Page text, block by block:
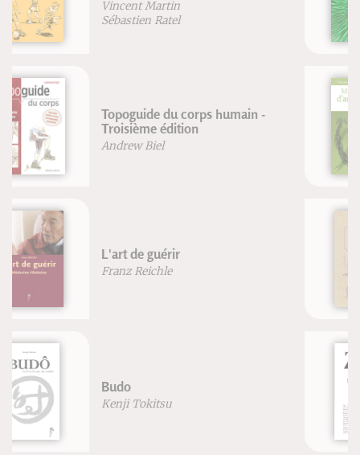
Janick Masse-Biron
Manuel pratique d'aromathérapie
au quotidien
Patrice De Bonneval
Franck Dubus
Le théâtre amateur
Maurice Chevaly
Philippe Coupey